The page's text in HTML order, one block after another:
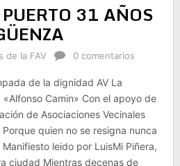
31 AÑOS
de la FAV 0 comentarios
de la dignidad AV La
«Alfonso Camin» Con el apoyo de
de Asociaciones Vecinales
Porque quien no se resigna nunca
leido por LuisMi Piñera,
ciudad Mientras decenas de